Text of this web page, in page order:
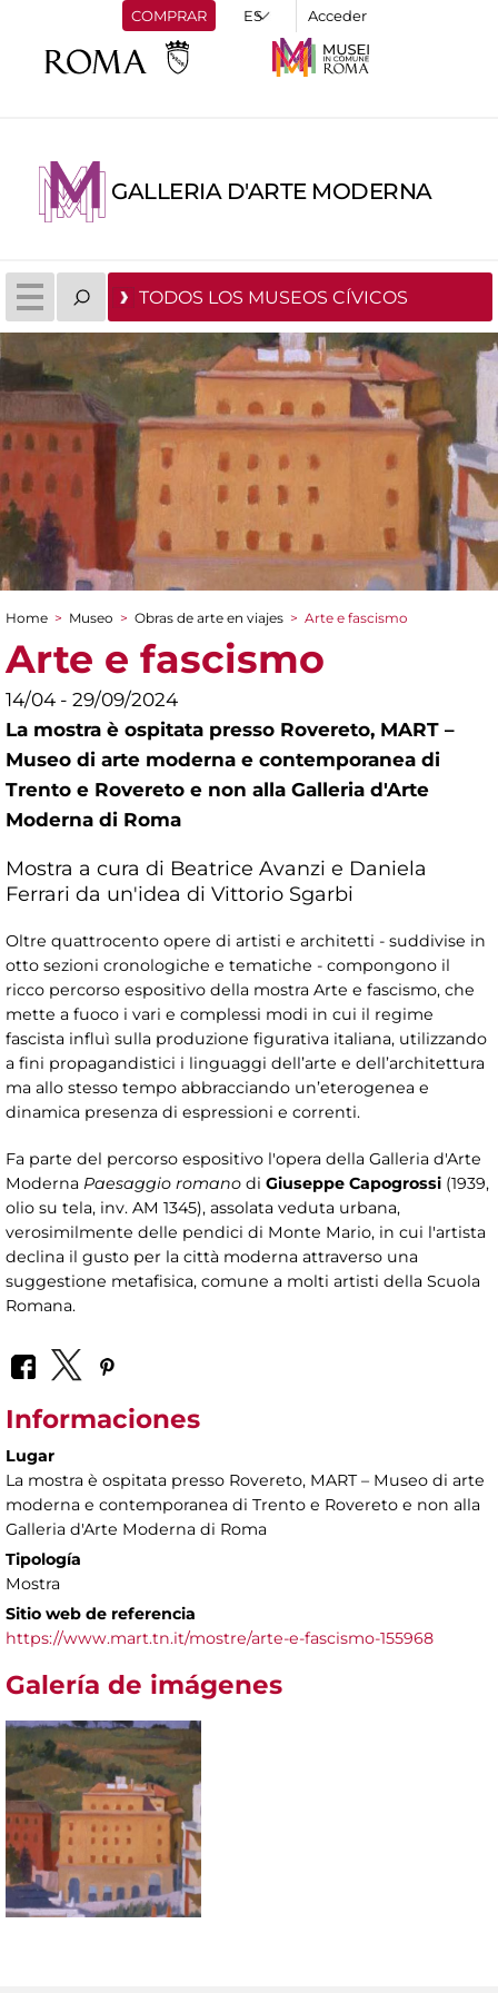
COMPRAR Acceder
GALLERIA D'ARTE MODERNA
TODOS LOS MUSEOS CÍVICOS
You are here
Home > Museo > Obras de arte en viajes > Arte e fascismo
Arte e fascismo
14/04 - 29/09/2024
La mostra è ospitata presso Rovereto, MART –
Museo di arte moderna e contemporanea di
Trento e Rovereto e non alla Galleria d'Arte
Moderna di Roma
Mostra a cura di Beatrice Avanzi e Daniela
Ferrari da un'idea di Vittorio Sgarbi
Oltre quattrocento opere di artisti e architetti - suddivise in
otto sezioni cronologiche e tematiche - compongono il
ricco percorso espositivo della mostra Arte e fascismo, che
mette a fuoco i vari e complessi modi in cui il regime
fascista influì sulla produzione figurativa italiana, utilizzando
a fini propagandistici i linguaggi dell’arte e dell’architettura
ma allo stesso tempo abbracciando un’eterogenea e
dinamica presenza di espressioni e correnti.
Fa parte del percorso espositivo l'opera della Galleria d'Arte
Moderna Paesaggio romano di Giuseppe Capogrossi (1939,
olio su tela, inv. AM 1345), assolata veduta urbana,
verosimilmente delle pendici di Monte Mario, in cui l'artista
declina il gusto per la città moderna attraverso una
suggestione metafisica, comune a molti artisti della Scuola
Romana.
Informaciones
Lugar
La mostra è ospitata presso Rovereto, MART – Museo di arte
moderna e contemporanea di Trento e Rovereto e non alla
Galleria d'Arte Moderna di Roma
Tipología
Mostra
Sitio web de referencia
https://www.mart.tn.it/mostre/arte-e-fascismo-155968
Galería de imágenes